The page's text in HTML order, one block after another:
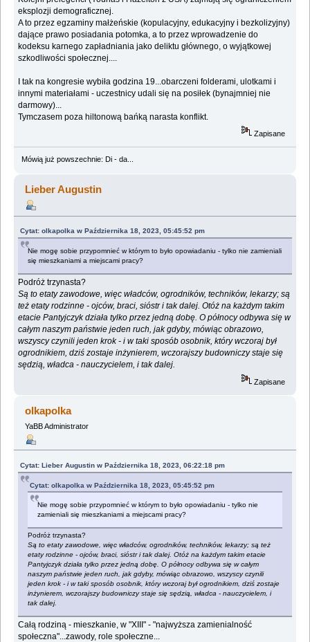
eksplozji demograficznej.
A to przez egzaminy małżeńskie (kopulacyjny, edukacyjny i bezkolizyjny)
dające prawo posiadania potomka, a to przez wprowadzenie do
kodeksu karnego zapładniania jako deliktu głównego, o wyjątkowej
szkodliwości społecznej....
I tak na kongresie wybiła godzina 19...obarczeni folderami, ulotkami i
innymi materiałami - uczestnicy udali się na posiłek (bynajmniej nie
darmowy)...
Tymczasem poza hiltonową bańką narasta konflikt.
Zapisane
Mówią już powszechnie: Di - da...
Lieber Augustin
Cytat: olkapolka w Października 18, 2023, 05:45:52 pm
Nie mogę sobie przypomnieć w którym to było opowiadaniu - tylko nie zamieniali
się mieszkaniami a miejscami pracy?
Podróż trzynasta?
Są to etaty zawodowe, więc władców, ogrodników, techników, lekarzy; są
też etaty rodzinne - ojców, braci, sióstr i tak dalej. Otóż na każdym takim
etacie Pantyjczyk działa tylko przez jedną dobę. O północy odbywa się w
całym naszym państwie jeden ruch, jak gdyby, mówiąc obrazowo,
wszyscy czynili jeden krok - i w taki sposób osobnik, który wczoraj był
ogrodnikiem, dziś zostaje inżynierem, wczorajszy budowniczy staje się
sędzią, władca - nauczycielem, i tak dalej.
Zapisane
olkapolka
YaBB Administrator
Cytat: Lieber Augustin w Października 18, 2023, 06:22:18 pm
Cytat: olkapolka w Października 18, 2023, 05:45:52 pm
Nie mogę sobie przypomnieć w którym to było opowiadaniu - tylko nie
zamieniali się mieszkaniami a miejscami pracy?
Podróż trzynasta?
Są to etaty zawodowe, więc władców, ogrodników, techników, lekarzy; są też
etaty rodzinne - ojców, braci, sióstr i tak dalej. Otóż na każdym takim etacie
Pantyjczyk działa tylko przez jedną dobę. O północy odbywa się w całym
naszym państwie jeden ruch, jak gdyby, mówiąc obrazowo, wszyscy czynili
jeden krok - i w taki sposób osobnik, który wczoraj był ogrodnikiem, dziś zostaje
inżynierem, wczorajszy budowniczy staje się sędzią, władca - nauczycielem, i
tak dalej.
Całą rodziną - mieszkanie, w "XIII" - "najwyższa zamienialność
społeczna"...zawody, role społeczne...